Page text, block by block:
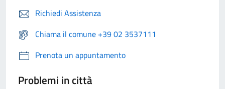
Richiedi Assistenza
Chiama il comune +39 02 3537111
Prenota un appuntamento
Problemi in città